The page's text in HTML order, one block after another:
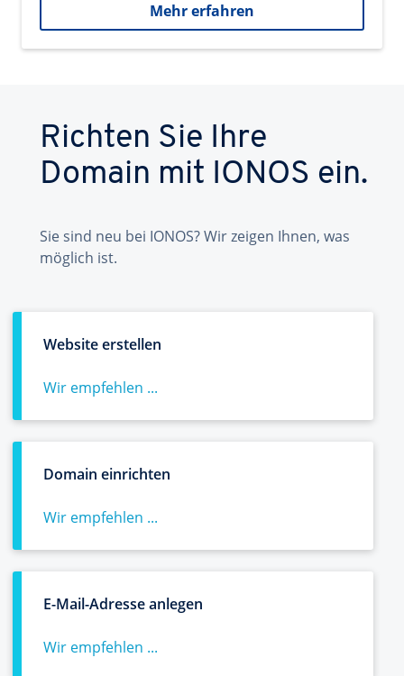
Mehr erfahren
Richten Sie Ihre
Domain mit IONOS ein.
Sie sind neu bei IONOS? Wir zeigen Ihnen, was
möglich ist.
Website erstellen
Wir empfehlen ...
Domain einrichten
Wir empfehlen ...
E-Mail-Adresse anlegen
Wir empfehlen ...